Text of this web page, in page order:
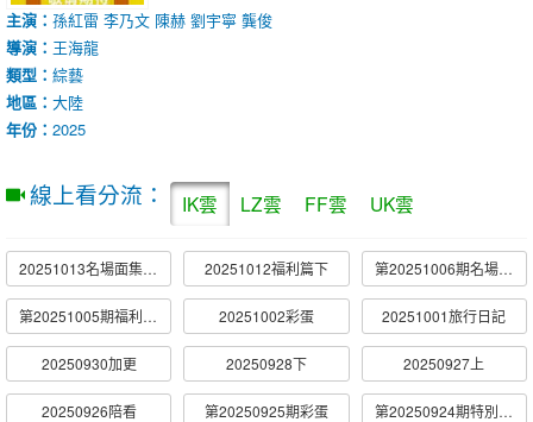
主演： 孫紅雷 李乃文 陳赫 劉宇寧 龔俊
導演： 王海龍
類型： 綜藝
地區： 大陸
年份： 2025
線上看分流： IK雲 LZ雲 FF雲 UK雲
20251013名場面集錦下 20251012福利篇下 第20251006期名場面集錦上
第20251005期福利篇上 20251002彩蛋 20251001旅行日記
20250930加更 20250928下 20250927上
20250926陪看 第20250925期彩蛋 第20250924期特別加更